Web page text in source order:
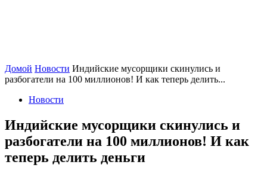
Домой Новости Индийские мусорщики скинулись и
разбогатели на 100 миллионов! И как теперь делить...
Новости
Индийские мусорщики скинулись и
разбогатели на 100 миллионов! И как
теперь делить деньги